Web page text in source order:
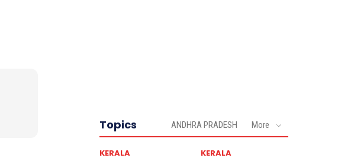
Topics ANDHRA PRADESH More
KERALA KERALA